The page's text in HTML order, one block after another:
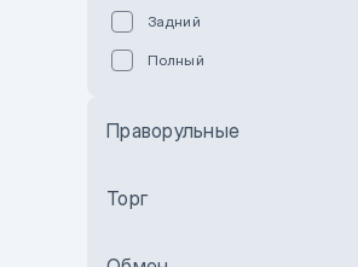
Задний
Полный
Праворульные
Торг